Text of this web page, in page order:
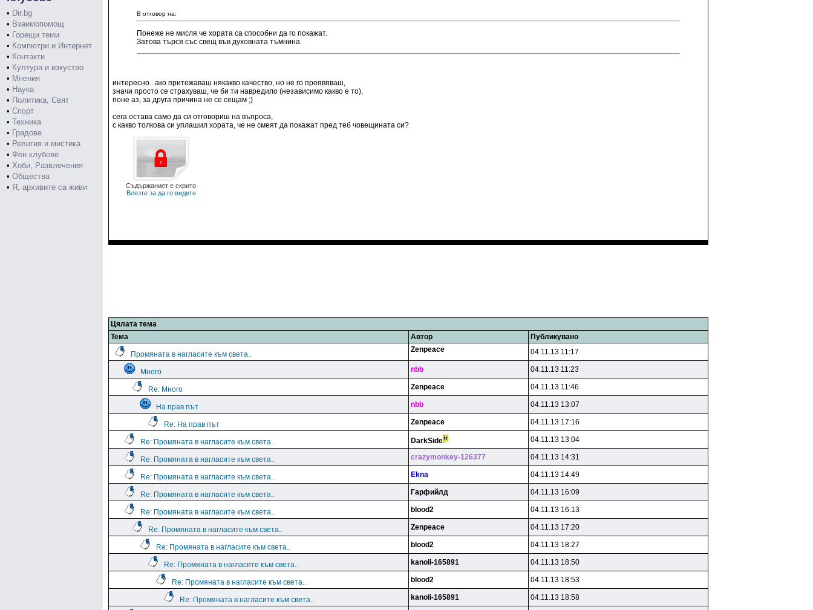
• Dir.bg
• Взаимопомощ
• Горещи теми
• Компютри и Интернет
• Контакти
• Култура и изкуство
• Мнения
• Наука
• Политика, Свят
• Спорт
• Техника
• Градове
• Религия и мистика
• Фен клубове
• Хоби, Развлечения
• Общества
• Я, архивите са живи
В отговор на:
Понеже не мисля че хората са способни да го покажат.
Затова търся със свещ във духовната тъмнина.
интересно...ако притежаваш някакво качество, но не го проявяваш,
значи просто се страхуваш, че би ти навредило (независимо какво е то),
поне аз, за друга причина не се сещам ;)
сега остава само да си отговориш на въпроса,
с какво толкова си уплашил хората, че не смеят да покажат пред теб човещината си?
Съдържаниет е скрито
Влезте за да го видите
Цялата тема
Тема
Автор Публикувано
Промяната в нагласите към света..
Zenpeace 04.11.13 11:17
Много nbb 04.11.13 11:23
Re: Много Zenpeace 04.11.13 11:46
На прав път nbb 04.11.13 13:07
Re: На прав път Zenpeace 04.11.13 17:16
Re: Промяната в нагласите към света.. DarkSide 04.11.13 13:04
Re: Промяната в нагласите към света.. crazymonkey-126377 04.11.13 14:31
Re: Промяната в нагласите към света.. Ekna 04.11.13 14:49
Re: Промяната в нагласите към света.. Гарфийлд 04.11.13 16:09
Re: Промяната в нагласите към света.. blood2 04.11.13 16:13
Re: Промяната в нагласите към света.. Zenpeace 04.11.13 17:20
Re: Промяната в нагласите към света.. blood2 04.11.13 18:27
Re: Промяната в нагласите към света.. kanoli-165891 04.11.13 18:50
Re: Промяната в нагласите към света.. blood2 04.11.13 18:53
Re: Промяната в нагласите към света.. kanoli-165891 04.11.13 18:58